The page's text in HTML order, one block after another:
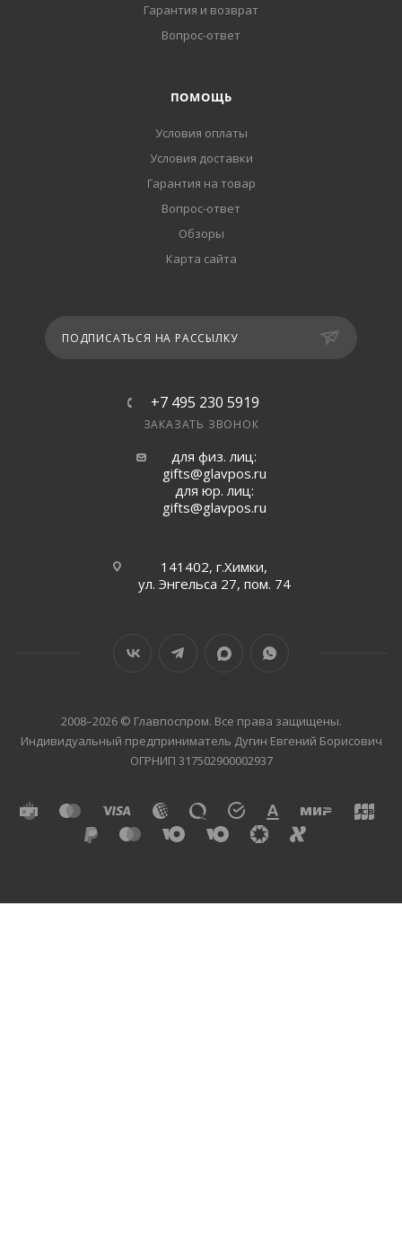
Гарантия и возврат
Вопрос-ответ
ПОМОЩЬ
Условия оплаты
Условия доставки
Гарантия на товар
Вопрос-ответ
Обзоры
Карта сайта
ПОДПИСАТЬСЯ НА РАССЫЛКУ
+7 495 230 5919
ЗАКАЗАТЬ ЗВОНОК
для физ. лиц:
gifts@glavpos.ru
для юр. лиц:
gifts@glavpos.ru
141402, г.Химки,
ул. Энгельса 27, пом. 74
2008–2026 © Главпоспром. Все права защищены.
Индивидуальный предприниматель Дугин Евгений Борисович
ОГРНИП 317502900002937